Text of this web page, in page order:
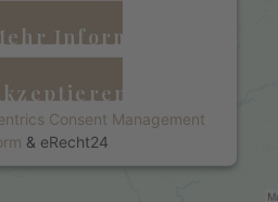
Informationen
Consent Management
& eRecht24